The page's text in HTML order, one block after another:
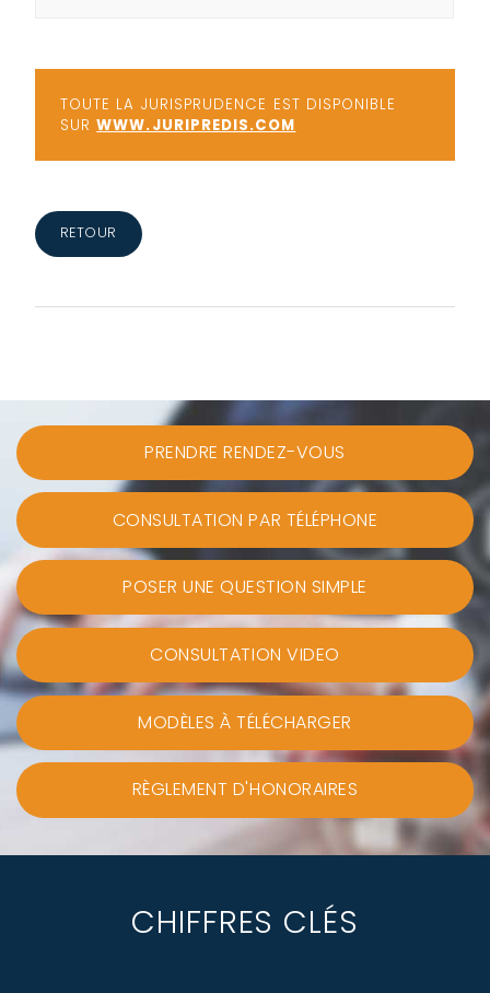
TOUTE LA JURISPRUDENCE EST DISPONIBLE
SURWWW.JURIPREDIS.COM
RETOUR
PRENDRE RENDEZ-VOUS
CONSULTATION PAR TÉLÉPHONE
POSER UNE QUESTION SIMPLE
CONSULTATION VIDEO
MODÈLES À TÉLÉCHARGER
RÈGLEMENT D'HONORAIRES
CHIFFRES CLÉS